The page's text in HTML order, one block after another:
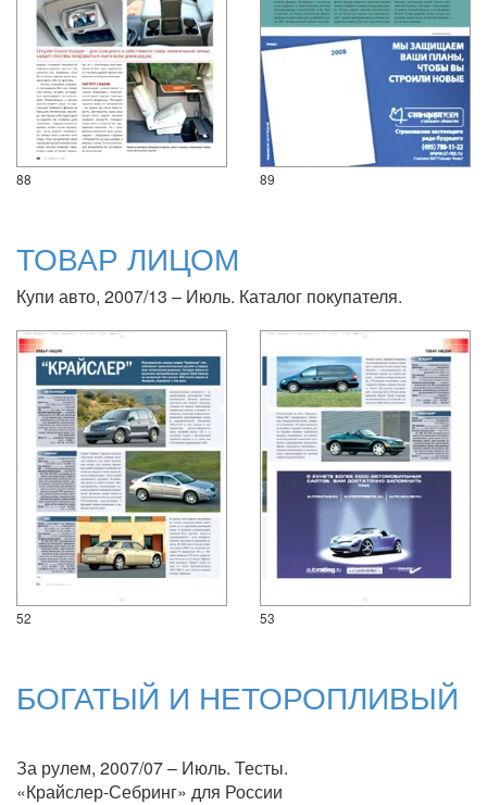
88 89
ТОВАР ЛИЦОМ
Купи авто, 2007/13 – Июль. Каталог покупателя.
52 53
БОГАТЫЙ И НЕТОРОПЛИВЫЙ
За рулем, 2007/07 – Июль. Тесты.
«Крайслер-Себринг» для России